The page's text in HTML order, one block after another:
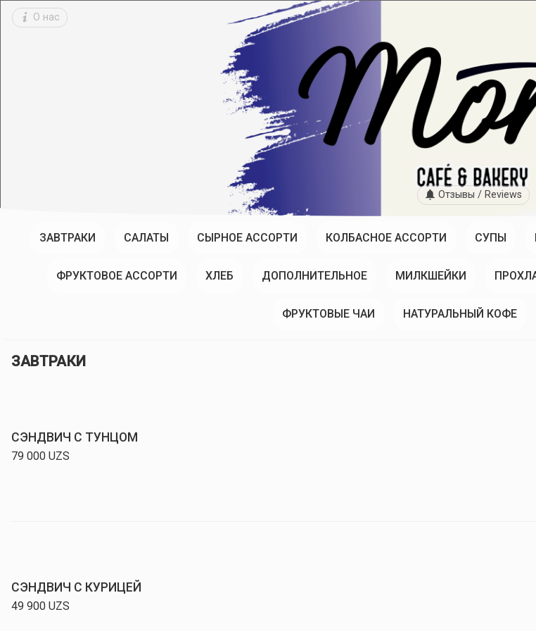
О нас
Отзывы / Reviews
ЗАВТРАКИ САЛАТЫ СЫРНОЕ АССОРТИ КОЛБАСНОЕ АССОРТИ СУПЫ
ФРУКТОВОЕ АССОРТИ ХЛЕБ ДОПОЛНИТЕЛЬНОЕ МИЛКШЕЙКИ
ФРУКТОВЫЕ ЧАИ НАТУРАЛЬНЫЙ КОФЕ
ЗАВТРАКИ
СЭНДВИЧ С ТУНЦОМ
79 000 UZS
СЭНДВИЧ С КУРИЦЕЙ
49 900 UZS